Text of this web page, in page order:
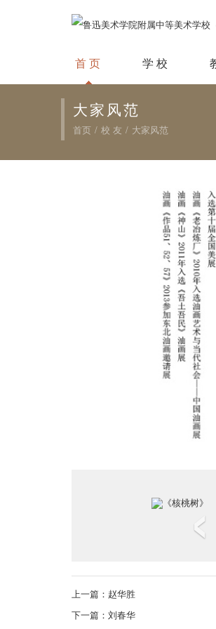
首 页 学 校
大家风范
首页 / 校 友 / 大家风范
‹
上一篇： 赵华胜
下一篇： 刘春华